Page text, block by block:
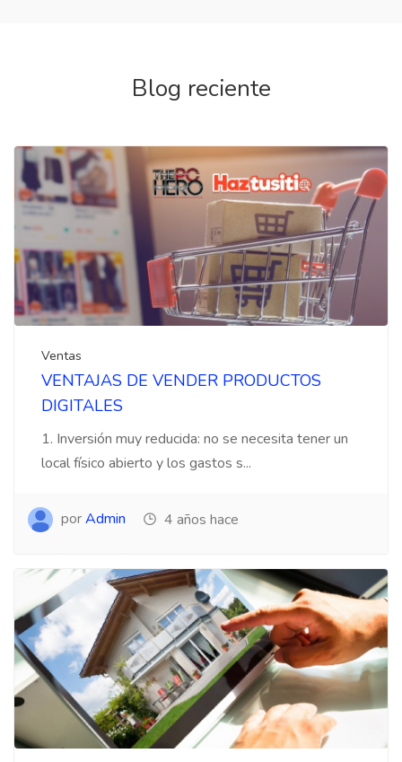
Blog reciente
Ventas
VENTAJAS DE VENDER PRODUCTOS
DIGITALES
1. Inversión muy reducida: no se necesita tener un
local físico abierto y los gastos s...
porAdmin 4 años hace